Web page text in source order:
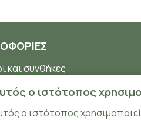
και συνθήκες
δεδομένα
ο ιστότοπος
ο ιστότοπος